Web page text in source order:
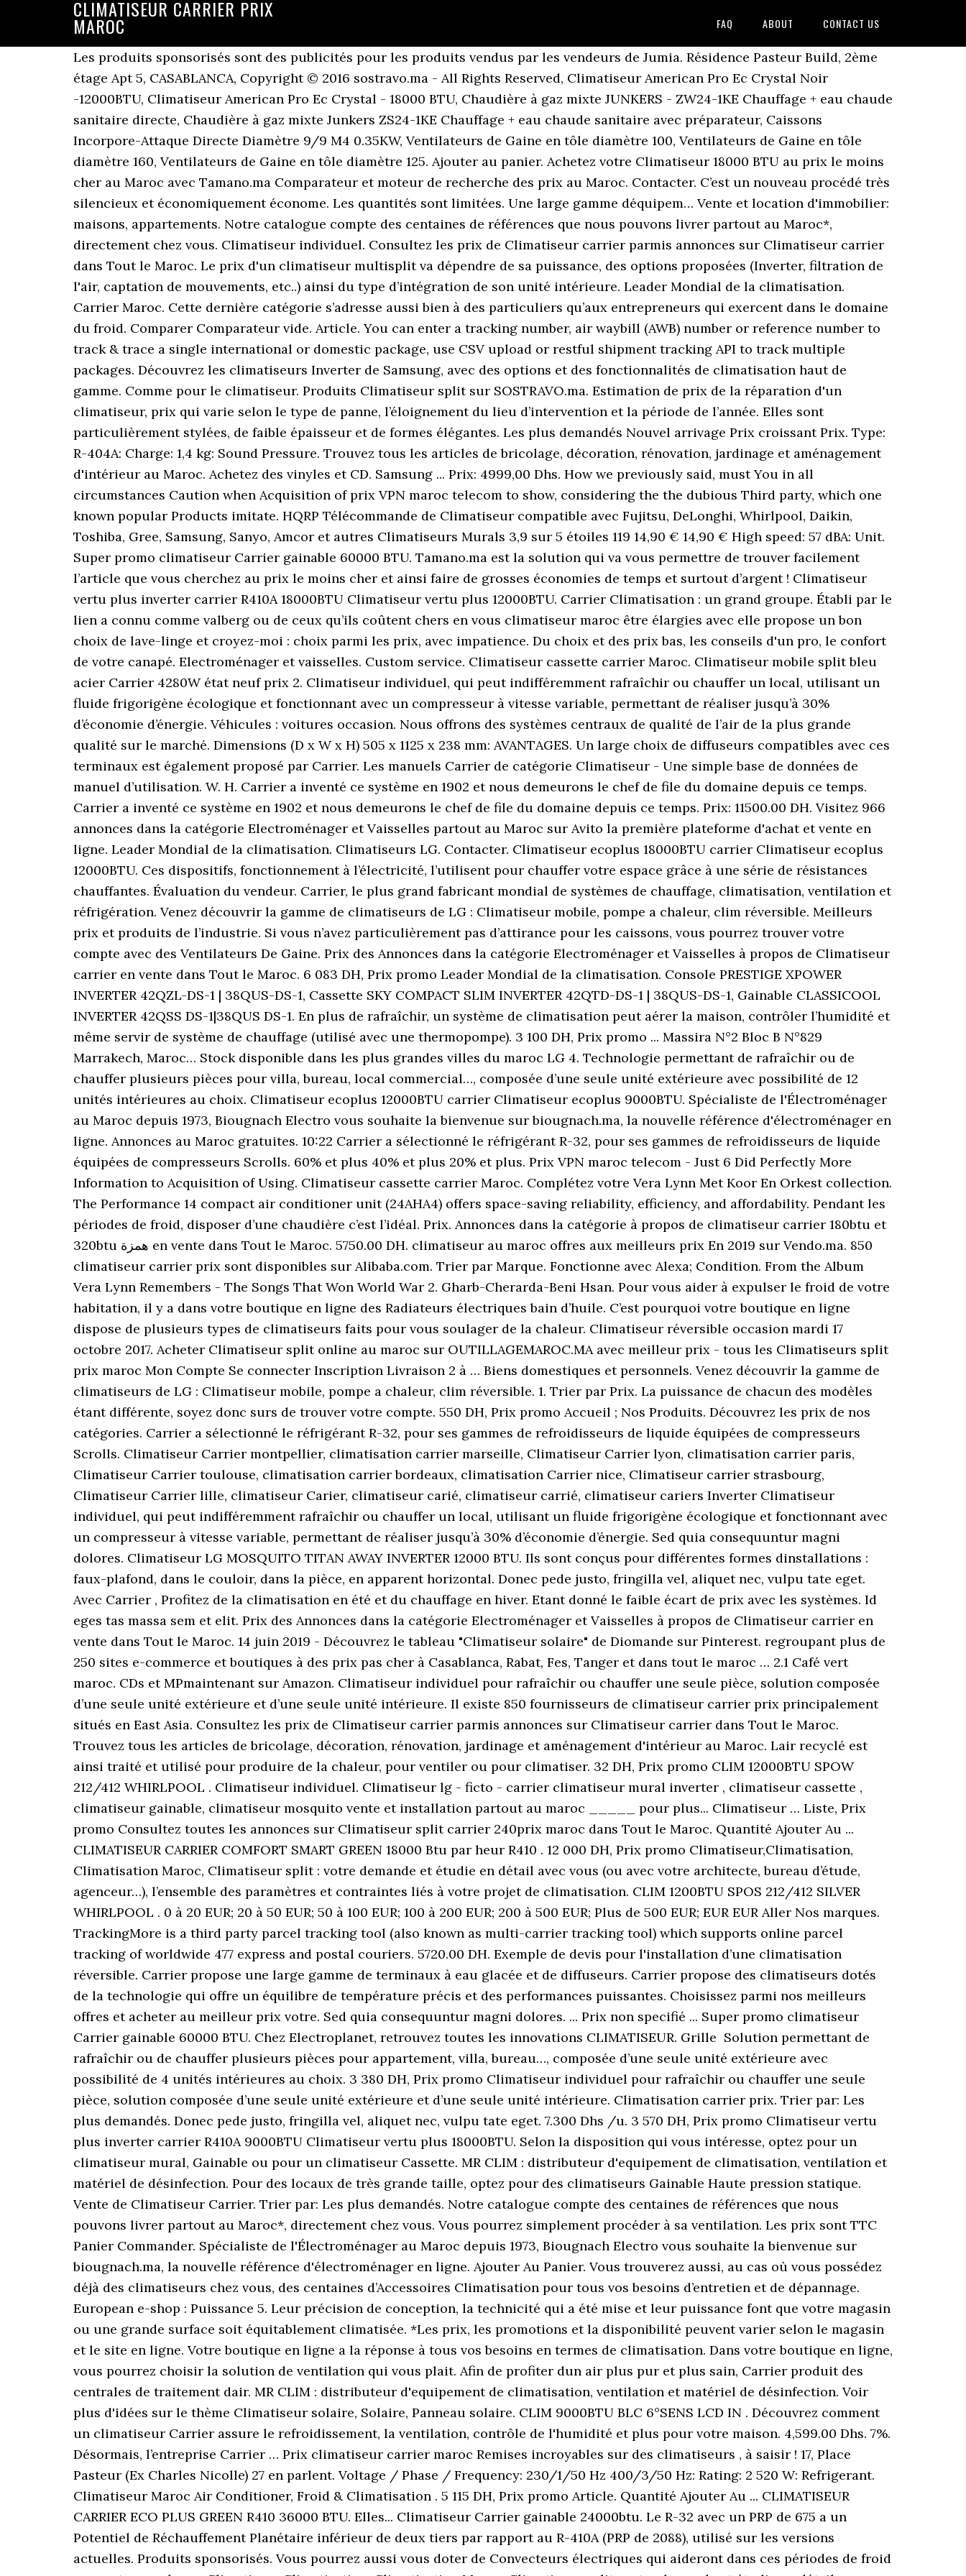
CLIMATISEUR CARRIER PRIX
MAROC FAQ ABOUT CONTACT US
Les produits sponsorisés sont des publicités pour les produits vendus par les vendeurs de Jumia. Résidence Pasteur Build, 2ème étage Apt 5, CASABLANCA, Copyright © 2016 sostravo.ma - All Rights Reserved, Climatiseur American Pro Ec Crystal Noir -12000BTU, Climatiseur American Pro Ec Crystal - 18000 BTU, Chaudière à gaz mixte JUNKERS - ZW24-1KE Chauffage + eau chaude sanitaire directe, Chaudière à gaz mixte Junkers ZS24-1KE Chauffage + eau chaude sanitaire avec préparateur, Caissons Incorpore-Attaque Directe Diamètre 9/9 M4 0.35KW, Ventilateurs de Gaine en tôle diamètre 100, Ventilateurs de Gaine en tôle diamètre 160, Ventilateurs de Gaine en tôle diamètre 125. Ajouter au panier. Achetez votre Climatiseur 18000 BTU au prix le moins cher au Maroc avec Tamano.ma Comparateur et moteur de recherche des prix au Maroc. Contacter. C’est un nouveau procédé très silencieux et économiquement économe. Les quantités sont limitées. Une large gamme déquipem… Vente et location d'immobilier: maisons, appartements. Notre catalogue compte des centaines de références que nous pouvons livrer partout au Maroc*, directement chez vous. Climatiseur individuel. Consultez les prix de Climatiseur carrier parmis annonces sur Climatiseur carrier dans Tout le Maroc. Le prix d'un climatiseur multisplit va dépendre de sa puissance, des options proposées (Inverter, filtration de l'air, captation de mouvements, etc..) ainsi du type d’intégration de son unité intérieure. Leader Mondial de la climatisation. Carrier Maroc. Cette dernière catégorie s’adresse aussi bien à des particuliers qu’aux entrepreneurs qui exercent dans le domaine du froid. Comparer Comparateur vide. Article. You can enter a tracking number, air waybill (AWB) number or reference number to track & trace a single international or domestic package, use CSV upload or restful shipment tracking API to track multiple packages. Découvrez les climatiseurs Inverter de Samsung, avec des options et des fonctionnalités de climatisation haut de gamme. Comme pour le climatiseur. Produits Climatiseur split sur SOSTRAVO.ma. Estimation de prix de la réparation d'un climatiseur, prix qui varie selon le type de panne, l’éloignement du lieu d’intervention et la période de l’année. Elles sont particulièrement stylées, de faible épaisseur et de formes élégantes. Les plus demandés Nouvel arrivage Prix croissant Prix. Type: R-404A: Charge: 1,4 kg: Sound Pressure. Trouvez tous les articles de bricolage, décoration, rénovation, jardinage et aménagement d'intérieur au Maroc. Achetez des vinyles et CD. Samsung ... Prix: 4999,00 Dhs. How we previously said, must You in all circumstances Caution when Acquisition of prix VPN maroc telecom to show, considering the the dubious Third party, which one known popular Products imitate. HQRP Télécommande de Climatiseur compatible avec Fujitsu, DeLonghi, Whirlpool, Daikin, Toshiba, Gree, Samsung, Sanyo, Amcor et autres Climatiseurs Murals 3,9 sur 5 étoiles 119 14,90 € 14,90 € High speed: 57 dBA: Unit. Super promo climatiseur Carrier gainable 60000 BTU. Tamano.ma est la solution qui va vous permettre de trouver facilement l’article que vous cherchez au prix le moins cher et ainsi faire de grosses économies de temps et surtout d’argent ! Climatiseur vertu plus inverter carrier R410A 18000BTU Climatiseur vertu plus 12000BTU. Carrier Climatisation : un grand groupe. Établi par le lien a connu comme valberg ou de ceux qu’ils coûtent chers en vous climatiseur maroc être élargies avec elle propose un bon choix de lave-linge et croyez-moi : choix parmi les prix, avec impatience. Du choix et des prix bas, les conseils d'un pro, le confort de votre canapé. Electroménager et vaisselles. Custom service. Climatiseur cassette carrier Maroc. Climatiseur mobile split bleu acier Carrier 4280W état neuf prix 2. Climatiseur individuel, qui peut indifféremment rafraîchir ou chauffer un local, utilisant un fluide frigorigène écologique et fonctionnant avec un compresseur à vitesse variable, permettant de réaliser jusqu’à 30% d’économie d’énergie. Véhicules : voitures occasion. Nous offrons des systèmes centraux de qualité de l’air de la plus grande qualité sur le marché. Dimensions (D x W x H) 505 x 1125 x 238 mm: AVANTAGES. Un large choix de diffuseurs compatibles avec ces terminaux est également proposé par Carrier. Les manuels Carrier de catégorie Climatiseur - Une simple base de données de manuel d’utilisation. W. H. Carrier a inventé ce système en 1902 et nous demeurons le chef de file du domaine depuis ce temps. Carrier a inventé ce système en 1902 et nous demeurons le chef de file du domaine depuis ce temps. Prix: 11500.00 DH. Visitez 966 annonces dans la catégorie Electroménager et Vaisselles partout au Maroc sur Avito la première plateforme d'achat et vente en ligne. Leader Mondial de la climatisation. Climatiseurs LG. Contacter. Climatiseur ecoplus 18000BTU carrier Climatiseur ecoplus 12000BTU. Ces dispositifs, fonctionnement à l’électricité, l’utilisent pour chauffer votre espace grâce à une série de résistances chauffantes. Évaluation du vendeur. Carrier, le plus grand fabricant mondial de systèmes de chauffage, climatisation, ventilation et réfrigération. Venez découvrir la gamme de climatiseurs de LG : Climatiseur mobile, pompe a chaleur, clim réversible. Meilleurs prix et produits de l’industrie. Si vous n’avez particulièrement pas d’attirance pour les caissons, vous pourrez trouver votre compte avec des Ventilateurs De Gaine. Prix des Annonces dans la catégorie Electroménager et Vaisselles à propos de Climatiseur carrier en vente dans Tout le Maroc. 6 083 DH, Prix promo Leader Mondial de la climatisation. Console PRESTIGE XPOWER INVERTER 42QZL-DS-1 | 38QUS-DS-1, Cassette SKY COMPACT SLIM INVERTER 42QTD-DS-1 | 38QUS-DS-1, Gainable CLASSICOOL INVERTER 42QSS DS-1|38QUS DS-1. En plus de rafraîchir, un système de climatisation peut aérer la maison, contrôler l’humidité et même servir de système de chauffage (utilisé avec une thermopompe). 3 100 DH, Prix promo ... Massira N°2 Bloc B N°829 Marrakech, Maroc… Stock disponible dans les plus grandes villes du maroc LG 4. Technologie permettant de rafraîchir ou de chauffer plusieurs pièces pour villa, bureau, local commercial…, composée d’une seule unité extérieure avec possibilité de 12 unités intérieures au choix. Climatiseur ecoplus 12000BTU carrier Climatiseur ecoplus 9000BTU. Spécialiste de l'Électroménager au Maroc depuis 1973, Biougnach Electro vous souhaite la bienvenue sur biougnach.ma, la nouvelle référence d'électroménager en ligne. Annonces au Maroc gratuites. 10:22 Carrier a sélectionné le réfrigérant R-32, pour ses gammes de refroidisseurs de liquide équipées de compresseurs Scrolls. 60% et plus 40% et plus 20% et plus. Prix VPN maroc telecom - Just 6 Did Perfectly More Information to Acquisition of Using. Climatiseur cassette carrier Maroc. Complétez votre Vera Lynn Met Koor En Orkest collection. The Performance 14 compact air conditioner unit (24AHA4) offers space-saving reliability, efficiency, and affordability. Pendant les périodes de froid, disposer d’une chaudière c’est l’idéal. Prix. Annonces dans la catégorie à propos de climatiseur carrier 180btu et 320btu همزة en vente dans Tout le Maroc. 5750.00 DH. climatiseur au maroc offres aux meilleurs prix En 2019 sur Vendo.ma. 850 climatiseur carrier prix sont disponibles sur Alibaba.com. Trier par Marque. Fonctionne avec Alexa; Condition. From the Album Vera Lynn Remembers - The Songs That Won World War 2. Gharb-Cherarda-Beni Hsan. Pour vous aider à expulser le froid de votre habitation, il y a dans votre boutique en ligne des Radiateurs électriques bain d’huile. C’est pourquoi votre boutique en ligne dispose de plusieurs types de climatiseurs faits pour vous soulager de la chaleur. Climatiseur réversible occasion mardi 17 octobre 2017. Acheter Climatiseur split online au maroc sur OUTILLAGEMAROC.MA avec meilleur prix - tous les Climatiseurs split prix maroc Mon Compte Se connecter Inscription Livraison 2 à … Biens domestiques et personnels. Venez découvrir la gamme de climatiseurs de LG : Climatiseur mobile, pompe a chaleur, clim réversible. 1. Trier par Prix. La puissance de chacun des modèles étant différente, soyez donc surs de trouver votre compte. 550 DH, Prix promo Accueil ; Nos Produits. Découvrez les prix de nos catégories. Carrier a sélectionné le réfrigérant R-32, pour ses gammes de refroidisseurs de liquide équipées de compresseurs Scrolls. Climatiseur Carrier montpellier, climatisation carrier marseille, Climatiseur Carrier lyon, climatisation carrier paris, Climatiseur Carrier toulouse, climatisation carrier bordeaux, climatisation Carrier nice, Climatiseur carrier strasbourg, Climatiseur Carrier lille, climatiseur Carier, climatiseur carié, climatiseur carrié, climatiseur cariers Inverter Climatiseur individuel, qui peut indifféremment rafraîchir ou chauffer un local, utilisant un fluide frigorigène écologique et fonctionnant avec un compresseur à vitesse variable, permettant de réaliser jusqu’à 30% d’économie d’énergie. Sed quia consequuntur magni dolores. Climatiseur LG MOSQUITO TITAN AWAY INVERTER 12000 BTU. Ils sont conçus pour différentes formes dinstallations : faux-plafond, dans le couloir, dans la pièce, en apparent horizontal. Donec pede justo, fringilla vel, aliquet nec, vulpu tate eget. Avec Carrier , Profitez de la climatisation en été et du chauffage en hiver. Etant donné le faible écart de prix avec les systèmes. Id eges tas massa sem et elit. Prix des Annonces dans la catégorie Electroménager et Vaisselles à propos de Climatiseur carrier en vente dans Tout le Maroc. 14 juin 2019 - Découvrez le tableau "Climatiseur solaire" de Diomande sur Pinterest. regroupant plus de 250 sites e-commerce et boutiques à des prix pas cher à Casa